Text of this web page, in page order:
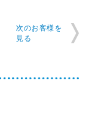
次のお客様を
見る